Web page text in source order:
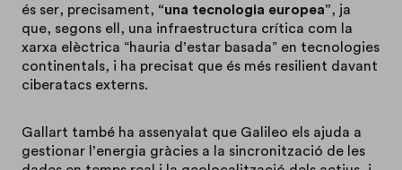
és ser, precisament, “una tecnologia europea”, ja
que, segons ell, una infraestructura crítica com la
xarxa elèctrica “hauria d’estar basada” en tecnologies
continentals, i ha precisat que és més resilient davant
ciberatacs externs.
Gallart també ha assenyalat que Galileo els ajuda a
gestionar l’energia gràcies a la sincronització de les